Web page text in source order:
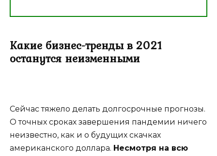
Какие бизнес-тренды в 2021
останутся неизменными
Сейчас тяжело делать долгосрочные прогнозы.
О точных сроках завершения пандемии ничего
неизвестно, как и о будущих скачках
американского доллара. Несмотря на всю